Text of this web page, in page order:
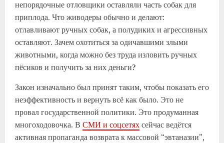
непорядочные отловщики оставляли часть собак для
приплода. Что живодеры обычно и делают:
отлавливают ручных собак, а полудиких и агрессивных
оставляют. Зачем охотиться за одичавшими злыми
животными, когда можно без труда изловить ручных
пёсиков и получить за них деньги?
Закон изначально был принят таким, чтобы показать его
неэффективность и вернуть всё как было. Это не
провал государственной политики. Это продуманная
многоходовочка. В СМИ и соцсетях сейчас ведётся
активная пропаганда возврата к массовой “эвтаназии”,